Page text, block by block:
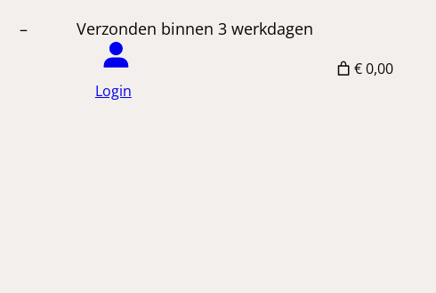
Verzonden binnen 3 werkdagen
Login
€ 0,00